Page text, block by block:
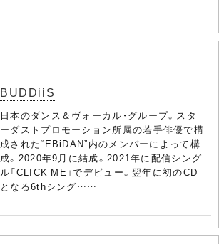
BUDDiiS
日本のダンス＆ヴォーカル・グループ。スタ
ーダストプロモーション所属の若手俳優で構
成された“EBiDAN”内のメンバーによって構
成。2020年9月に結成。2021年に配信シング
ル「CLICK ME」でデビュー。翌年に初のCD
となる6thシング……